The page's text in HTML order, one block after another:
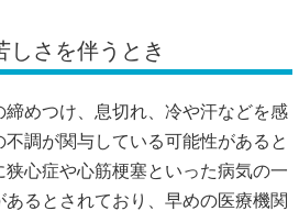
しさを伴うとき
めつけ、息切れ、冷や汗などを感
調が関与している可能性があると
心症や心筋梗塞といった病気の一
るとされており、早めの医療機関